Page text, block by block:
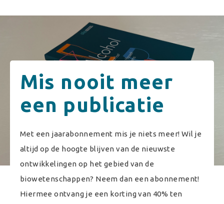
Mis nooit meer
een publicatie
Met een jaarabonnement mis je niets meer! Wil je
altijd op de hoogte blijven van de nieuwste
ontwikkelingen op het gebied van de
biowetenschappen? Neem dan een abonnement!
Hiermee ontvang je een korting van 40% ten